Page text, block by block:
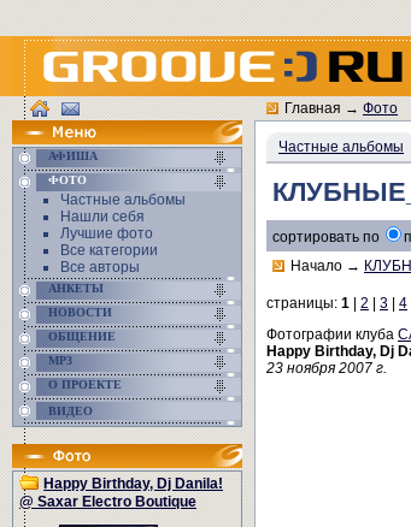
АФИША
ФОТО
Частные альбомы
Нашли себя
Лучшие фото
Все категории
Все авторы
АНКЕТЫ
НОВОСТИ
ОБЩЕНИЕ
MP3
О ПРОЕКТЕ
ВИДЕО
Happy Birthday, Dj Danila!
@ Saxar Electro Boutique
Главная→Фото
Частные альбомы
сортировать по
Начало →
страницы: 1 2 3
4
Фотографии клуба
Happy Birthday, Dj
23 ноября 2007 г.